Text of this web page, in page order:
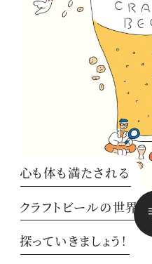
心も体も満たされる
クラフトビールの世界を
探っていきましょう！